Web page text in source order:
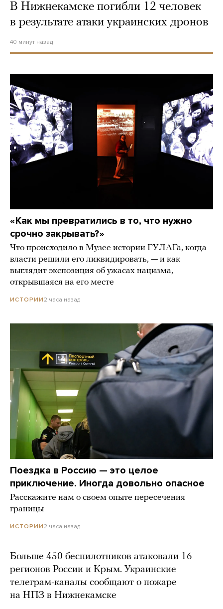
В Нижнекамске погибли 12 человек
в результате атаки украинских дронов
40 минут назад
«Как мы превратились в то, что нужно
срочно закрывать?»
Что происходило в Музее истории ГУЛАГа, когда
власти решили его ликвидировать, — и как
выглядит экспозиция об ужасах нацизма,
открывшаяся на его месте
ИСТОРИИ 2 часа назад
Поездка в Россию — это целое
приключение. Иногда довольно опасное
Расскажите нам о своем опыте пересечения
границы
ИСТОРИИ 2 часа назад
Больше 450 беспилотников атаковали 16
регионов России и Крым. Украинские
телеграм-каналы сообщают о пожаре
на НПЗ в Нижнекамске